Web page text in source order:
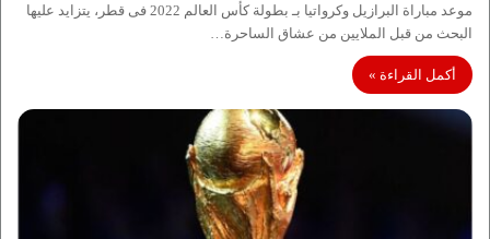
موعد مباراة البرازيل وكرواتيا بـ بطولة كأس العالم 2022 فى قطر، يتزايد عليها
البحث من قبل الملايين من عشاق الساحرة…
أكمل القراءة »